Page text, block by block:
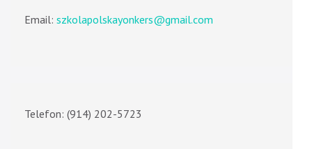
Email: szkolapolskayonkers@gmail.com
Telefon: (914) 202-5723